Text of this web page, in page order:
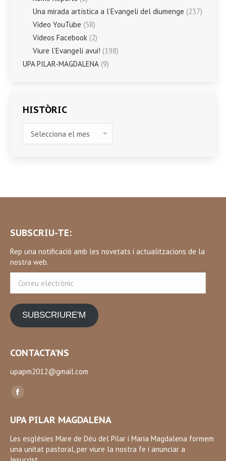
Una mirada artística a l’Evangeli del diumenge (237)
Vídeo YouTube (58)
Vídeos Facebook (2)
Viure l'Evangeli avui! (198)
UPA PILAR-MAGDALENA (9)
HISTÒRIC
SUBSCRIU-TE:
Rep una notificació amb les novetats i actualitzacions de la
nostra web.
electrònic
SUBSCRIURE'M
CONTACTA’NS
upapm2012@gmail.com
Find us on:
Facebook
opens
in
new
UPA PILAR MAGDALENA
Les esglésies Mare de Déu del Pilar i Maria Magdalena formem
una unitat pastoral, per viure la nostra fe i anunciar a